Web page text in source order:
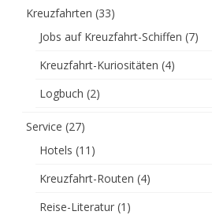
Kreuzfahrten (33)
Jobs auf Kreuzfahrt-Schiffen (7)
Kreuzfahrt-Kuriositäten (4)
Logbuch (2)
Service (27)
Hotels (11)
Kreuzfahrt-Routen (4)
Reise-Literatur (1)